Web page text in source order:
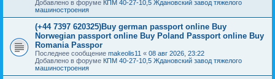
Добавлено в форуме КПМ 40-27-10,5 Ждановский завод тяжелого
машиностроения
(+44 7397 620325)Buy german passport online Buy
Norwegian passport online Buy Poland Passport online Buy
Romania Passpor
Последнее сообщение makeolis11 « 08 авг 2026, 23:22
Добавлено в форуме КПМ 40-27-10,5 Ждановский завод тяжелого
машиностроения